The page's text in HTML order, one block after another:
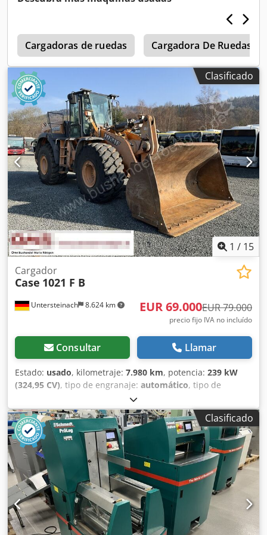
Cargadoras de ruedas Cargadora De Ruedas
Clasificado
1 / 15
Untersteinach 8.624 km
Cargador
Case 1021 F B
EUR 69.000EUR 79.000
precio fijo IVA no incluído
Consultar Llamar
Estado: usado, kilometraje: 7.980 km, potencia: 239 kW
(324,95 CV), tipo de engranaje: automático, tipo de
amarillo
01/2013, Año de fabricación:2013, Equipamiento:aire
acondicionado, = Otras opciones y equipamiento = - Aire
acondicionado - Radio Dodpey Hu U Asfx Ak Eswa -
Dirección asistida - Visera parasol = Observaciones =
+++Peso: 24.000 kg Km/h+++ +++4x4+++ +++Neumáticos
26,5xR25 90%+++ +++Focos de trabajo+++
+++Amortiguadores de vibración+++ +++Bloqueo de
diferencial eje delantero+++ +++Cuchara 3,6 m³+++
+++Báscula+++ - General: - - Motor: Case - Transmisión:
Automática - Plazas totales: 1 - - Seguridad: - - Cámara de
Clasificado